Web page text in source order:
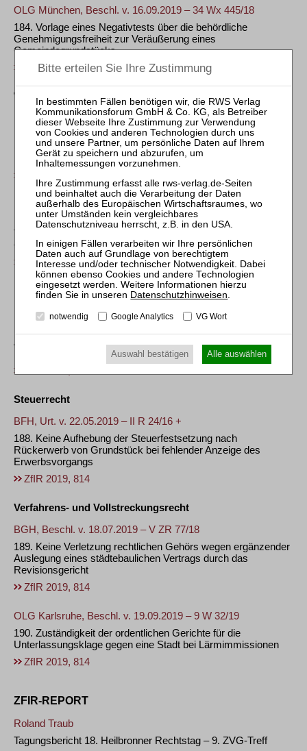
OLG München, Beschl. v. 16.09.2019 – 34 Wx 445/18
184. Vorlage eines Negativtests über die behördliche
Genehmigungsfreiheit zur Veräußerung eines
Gemeindegrundstücks
ZfIR 2019, 813
Wohnungseigentumsrecht
BGH, Beschl. v. 26.09.2019 – V ZR 224/18
185. Höheres Interesse des Wohnungseigentümers am Erhalt
(statt am Abriss) des zu beseitigenden Bauwerks als
maßgeblicher Wert seiner Beschwer
KG, Beschl. v. 10.09.2019 – 1 W 127/19
186. Wirksame Begründung von Teileigentum an
Tiefgaragenplätzen bei vertikaler Teilung der auf zwei
Grundstücken erbauten Tiefgarage
ZfIR 2019, 814
Bau-, Boden- und Umweltrecht
BVerwG, Beschl. v. 26.08.2019 – BVerwG 4 BN 1.19
Anpassung an die Ziele der Raumordnung (hier: Sondergebiet
Steuerrecht
BFH, Urt. v. 22.05.2019 – II R 24/16 +
188. Keine Aufhebung der Steuerfestsetzung nach
Rückerwerb von Grundstück bei fehlender Anzeige des
Erwerbsvorgangs
ZfIR 2019, 814
Verfahrens- und Vollstreckungsrecht
BGH, Beschl. v. 18.07.2019 – V ZR 77/18
189. Keine Verletzung rechtlichen Gehörs wegen ergänzender
Auslegung eines städtebaulichen Vertrags durch das
Revisionsgericht
ZfIR 2019, 814
OLG Karlsruhe, Beschl. v. 19.09.2019 – 9 W 32/19
190. Zuständigkeit der ordentlichen Gerichte für die
Unterlassungsklage gegen eine Stadt bei Lärmimmissionen
ZfIR 2019, 814
ZFIR-REPORT
Roland Traub
Tagungsbericht 18. Heilbronner Rechtstag – 9. ZVG-Treff
Datenschutzhinweisen.
notwendig Google Analytics VG Wort
Auswahl bestätigen Alle auswählen